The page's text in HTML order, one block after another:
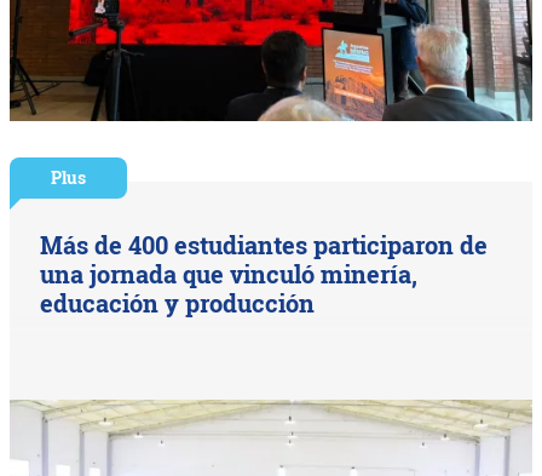
Plus
Más de 400 estudiantes participaron de
una jornada que vinculó minería,
educación y producción